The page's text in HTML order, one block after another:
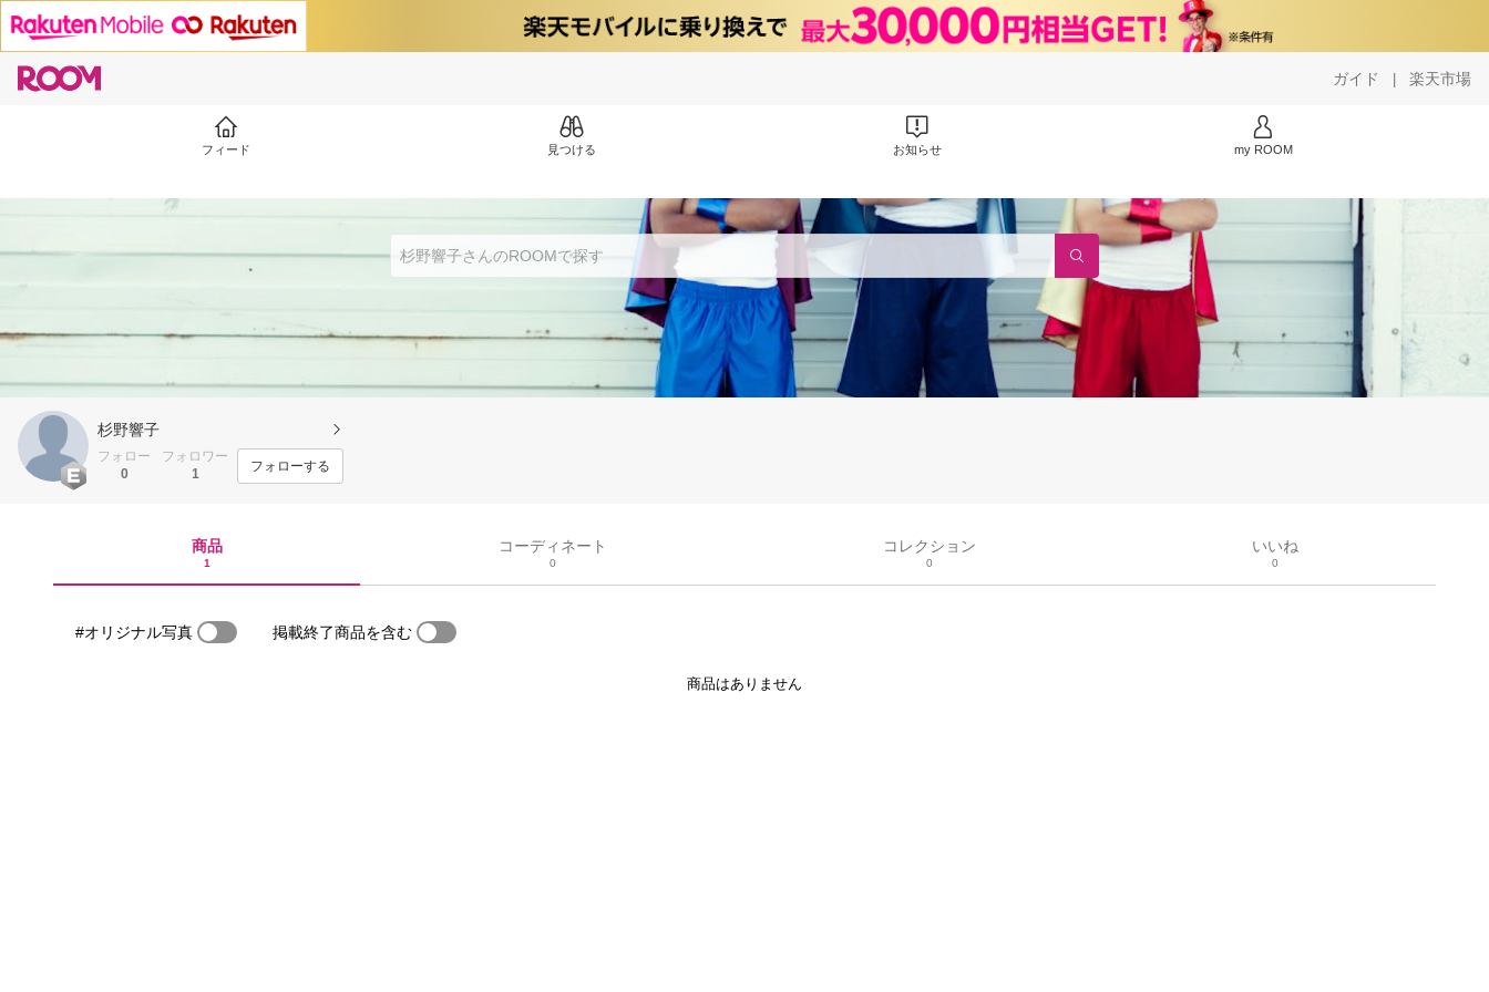
ガイド | 楽天市場
フィード 見つける お知らせ my ROOM
杉野響子
フォロー
0
フォロワー
1
フォローする
商品
1
コーディネート
0
コレクション
0
いいね
0
#オリジナル写真 掲載終了商品を含む
商品はありません